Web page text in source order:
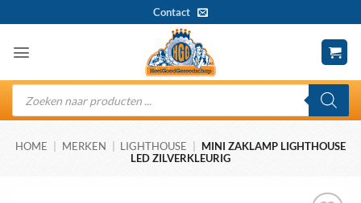
naar
inhoud
Contact
Producten
zoeken
HOME MERKEN LIGHTHOUSE
MINI ZAKLAMP LIGHTHOUSE
LED ZILVERKLEURIG